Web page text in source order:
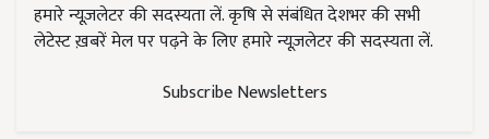
हमारे न्यूज़लेटर की सदस्यता लें. कृषि से संबंधित देशभर की सभी
लेटेस्ट ख़बरें मेल पर पढ़ने के लिए हमारे न्यूज़लेटर की सदस्यता लें.
Subscribe Newsletters